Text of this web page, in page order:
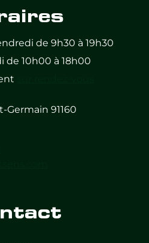
de 9h30 à 19h30
de 10h00 à 18h00
Germain 91160